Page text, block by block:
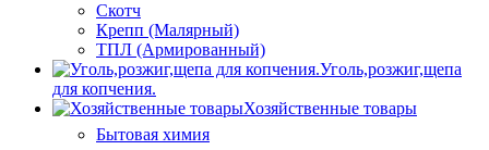
Скотч
Крепп (Малярный)
ТПЛ (Армированный)
Уголь,розжиг,щепа
для копчения.
Хозяйственные товары
Бытовая химия